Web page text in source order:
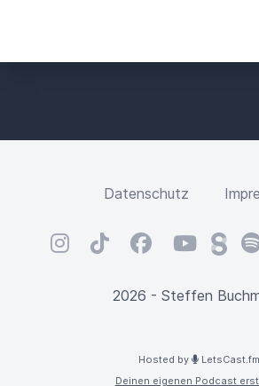
Datenschutz
InstagramTikTokFacebookYouTubeSteady
2026 - Steffen
Hosted by
LetsCast.fm
Deinen eigenen Podcast